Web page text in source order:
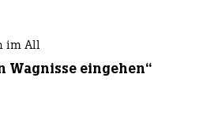
im All
Wagnisse eingehen“